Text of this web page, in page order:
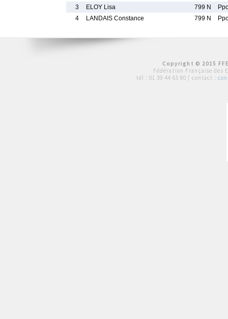
3
ELOY Lisa 799 N
4
LANDAIS Constance 799 N
Copyright © 2015
Fédération Française des
tél : 01 39 44 65 80 | contact :